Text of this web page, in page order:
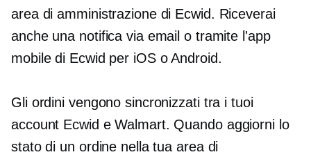
area di amministrazione di Ecwid. Riceverai
anche una notifica via email o tramite l'app
mobile di Ecwid per iOS o Android.
Gli ordini vengono sincronizzati tra i tuoi
account Ecwid e Walmart. Quando aggiorni lo
stato di un ordine nella tua area di